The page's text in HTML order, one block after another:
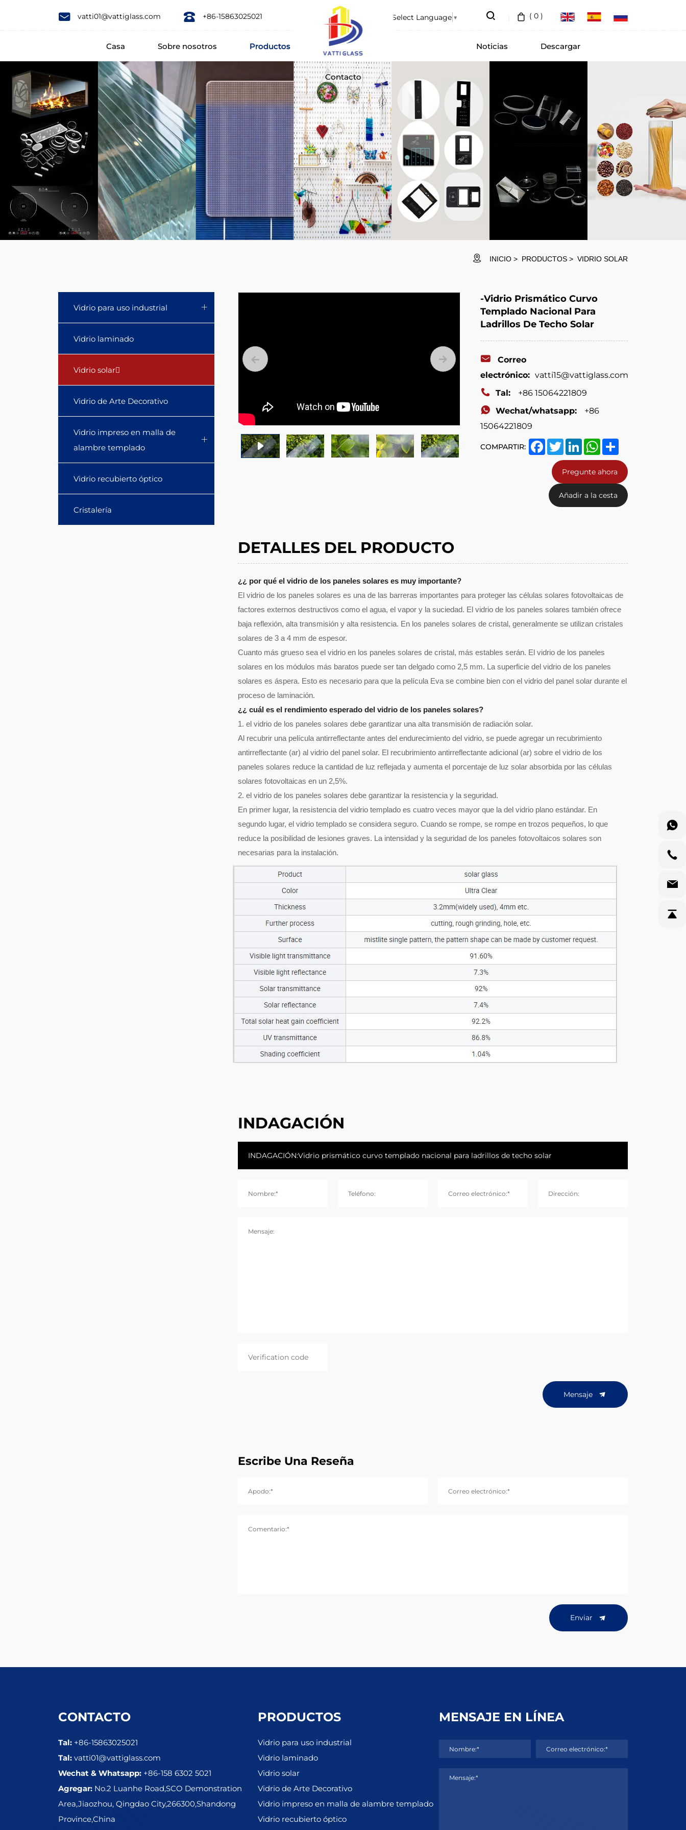
vatti01@vattiglass.com +86-15863025021 Select Language ▼ ( 0 )
Casa Sobre nosotros Productos Noticias Descargar
Contacto
China
Tempered
Curved
Prismatic
Glass
for
Solar
Roof
Tile
INICIO PRODUCTOS VIDRIO SOLAR
Vidrio para uso industrial
Vidrio laminado
Vidrio solar
Vidrio de Arte Decorativo
Vidrio impreso en malla de
alambre templado
Vidrio recubierto óptico
Cristalería
-Vidrio Prismático Curvo
Templado Nacional Para
Ladrillos De Techo Solar
Correo
electrónico: vatti15@vattiglass.com
Tal:
+86 15064221809
Wechat/whatsapp:
+86
15064221809
COMPARTIR: Facebook
TwitterLinkedInWhatsApp
Share
Pregunte ahora
Añadir a la cesta
DETALLES DEL PRODUCTO
¿¿ por qué el vidrio de los paneles solares es muy importante?
El vidrio de los paneles solares es una de las barreras importantes para proteger las células solares fotovoltaicas de
factores externos destructivos como el agua, el vapor y la suciedad. El vidrio de los paneles solares también ofrece
baja reflexión, alta transmisión y alta resistencia. En los paneles solares de cristal, generalmente se utilizan cristales
solares de 3 a 4 mm de espesor.
Cuanto más grueso sea el vidrio en los paneles solares de cristal, más estables serán. El vidrio de los paneles
solares en los módulos más baratos puede ser tan delgado como 2,5 mm. La superficie del vidrio de los paneles
solares es áspera. Esto es necesario para que la película Eva se combine bien con el vidrio del panel solar durante el
proceso de laminación.
¿¿ cuál es el rendimiento esperado del vidrio de los paneles solares?
1. el vidrio de los paneles solares debe garantizar una alta transmisión de radiación solar.
Al recubrir una película antirreflectante antes del endurecimiento del vidrio, se puede agregar un recubrimiento
antirreflectante (ar) al vidrio del panel solar. El recubrimiento antirreflectante adicional (ar) sobre el vidrio de los
paneles solares reduce la cantidad de luz reflejada y aumenta el porcentaje de luz solar absorbida por las células
solares fotovoltaicas en un 2,5%.
2. el vidrio de los paneles solares debe garantizar la resistencia y la seguridad.
En primer lugar, la resistencia del vidrio templado es cuatro veces mayor que la del vidrio plano estándar. En
segundo lugar, el vidrio templado se considera seguro. Cuando se rompe, se rompe en trozos pequeños, lo que
reduce la posibilidad de lesiones graves. La intensidad y la seguridad de los paneles fotovoltaicos solares son
necesarias para la instalación.
INDAGACIÓN
Nombre:* Teléfono: Correo electrónico:* Dirección:
Mensaje:
Mensaje
Escribe Una Reseña
Apodo:* Correo electrónico:*
Comentario:*
Enviar
CONTACTO
Tal: +86-15863025021
Tal: vatti01@vattiglass.com
Wechat & Whatsapp: +86-158 6302 5021
Agregar: No.2 Luanhe Road,SCO Demonstration
Area,Jiaozhou, Qingdao City,266300,Shandong
Province,China
PRODUCTOS
Vidrio para uso industrial
Vidrio laminado
Vidrio solar
Vidrio de Arte Decorativo
Vidrio impreso en malla de alambre templado
Vidrio recubierto óptico
MENSAJE EN LÍNEA
Nombre:* Correo electrónico:*
Mensaje:*